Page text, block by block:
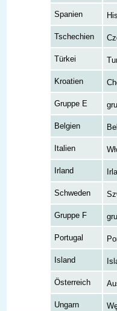
Spanien
Tschechien
Türkei
Kroatien
Gruppe E
Belgien
Italien
Irland
Schweden
Gruppe F
Portugal
Island
Österreich
Ungarn